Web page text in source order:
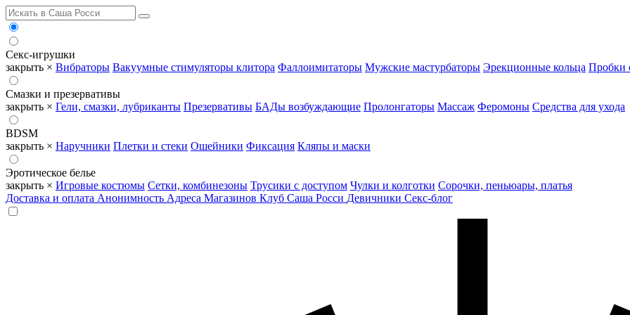
Секс-игрушки
закрыть × Вибраторы Вакуумные стимуляторы клитора Фаллоимитаторы Мужские мастурбаторы Эрекционные кольца Пробки
Смазки и презервативы
закрыть × Гели, смазки, лубриканты Презервативы БАДы возбуждающие Пролонгаторы Массаж Феромоны Средства для ухода
BDSM
закрыть × Наручники Плетки и стеки Ошейники Фиксация Кляпы и маски
Эротическое белье
закрыть × Игровые костюмы Сетки, комбинезоны Трусики с доступом Чулки и колготки Сорочки, пеньюары, платья
Доставка и оплата Анонимность Адреса Магазинов Клуб Саша Росси Девичники Секс-блог